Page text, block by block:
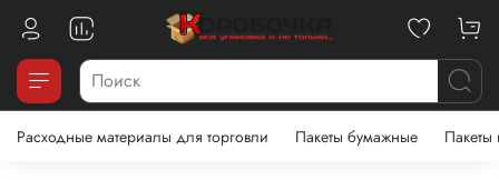
Расходные материалы для торговли Пакеты бумажные Пакеты